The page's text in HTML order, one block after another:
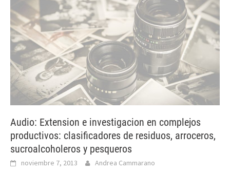
Audio: Extension e investigacion en complejos
productivos: clasificadores de residuos, arroceros,
sucroalcoholeros y pesqueros
noviembre 7, 2013 Andrea Cammarano